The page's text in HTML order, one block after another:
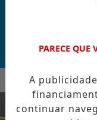
DE CABO VERDE
EM ALTA
PARECE QUE
A
continuar